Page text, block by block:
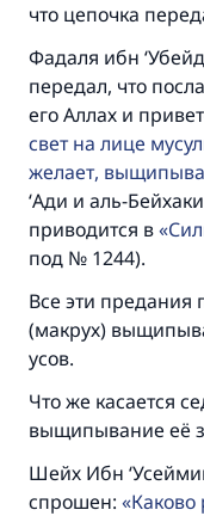
что цепочка
Фадаля ибн
передал, что
его Аллах и
свет на лице
желает,
‘Ади и аль-
приводится в
под № 1244).
Все эти предания
(макрух)
усов.
Что же касается
выщипывание её
Шейх Ибн
спрошен:
Помогите
«Указавшему
же награда